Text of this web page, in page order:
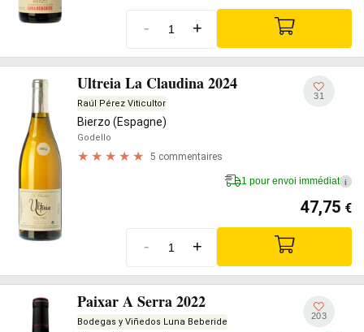
- +
Ultreia La Claudina 2024
Raúl Pérez Viticultor
Bierzo (Espagne)
Godello
5 commentaires
31
1 pour envoi immédiat i
47,75 €
- +
Paixar A Serra 2022
Bodegas y Viñedos Luna Beberide
203